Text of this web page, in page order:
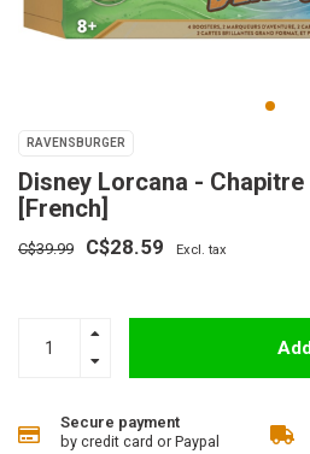
RAVENSBURGER
Disney Lorcana -
[French]
C$39.99 C$28.59 Excl. tax
Secure payment
by credit card or Paypal